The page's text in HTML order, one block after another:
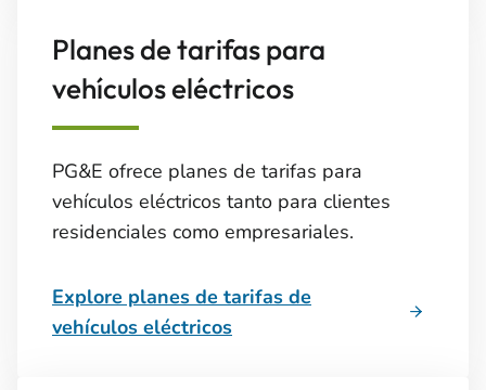
Planes de tarifas para
vehículos eléctricos
PG&E ofrece planes de tarifas para
vehículos eléctricos tanto para clientes
residenciales como empresariales.
Explore planes de tarifas de
vehículos eléctricos